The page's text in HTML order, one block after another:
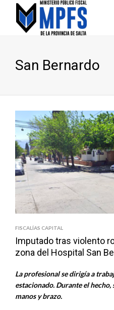
San Bernardo
FISCALÍAS CAPITAL
Imputado tras violento
zona del Hospital San
La profesional se dirigía a
estacionado. Durante el
manos y brazo.